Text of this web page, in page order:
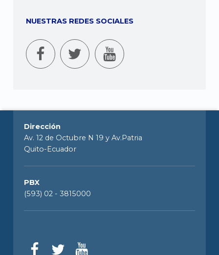
NUESTRAS REDES SOCIALES
Dirección
Av. 12 de Octubre N 19 y Av.Patria
Quito-Ecuador
PBX
(593) 02 - 3815000